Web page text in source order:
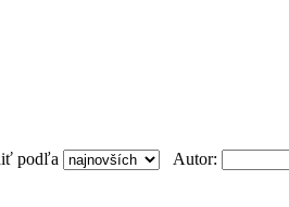
podľa Autor: